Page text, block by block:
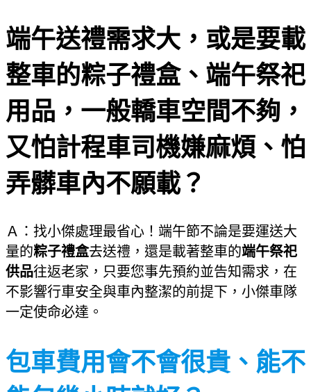
端午送禮需求大，或是要載
整車的粽子禮盒、端午祭祀
用品，一般轎車空間不夠，
又怕計程車司機嫌麻煩、怕
弄髒車內不願載？
Ａ：找小傑處理最省心！端午節不論是要運送大
量的粽子禮盒去送禮，還是載著整車的端午祭祀
供品往返老家，只要您事先預約並告知需求，在
不影響行車安全與車內整潔的前提下，小傑車隊
一定使命必達。
包車費用會不會很貴、能不